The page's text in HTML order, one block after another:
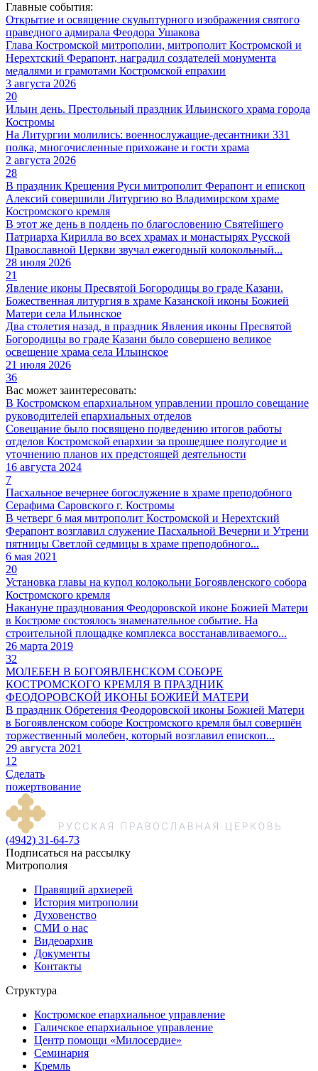
Главные события:
Открытие и освящение скульптурного изображения святого
праведного адмирала Феодора Ушакова
Глава Костромской митрополии, митрополит Костромской и
Нерехтский Ферапонт, наградил создателей монумента
медалями и грамотами Костромской епрахии
3 августа 2026
20
Ильин день. Престольный праздник Ильинского храма города
Костромы
На Литургии молились: военнослужащие-десантники 331
полка, многочисленные прихожане и гости храма
2 августа 2026
28
В праздник Крещения Руси митрополит Ферапонт и епископ
Алексий совершили Литургию во Владимирском храме
Костромского кремля
В этот же день в полдень по благословению Святейшего
Патриарха Кирилла во всех храмах и монастырях Русской
Православной Церкви звучал ежегодный колокольный...
28 июля 2026
21
Явление иконы Пресвятой Богородицы во граде Казани.
Божественная литургия в храме Казанской иконы Божией
Матери села Ильинское
Два столетия назад, в праздник Явления иконы Пресвятой
Богородицы во граде Казани было совершено великое
освещение храма села Ильинское
21 июля 2026
36
Вас может заинтересовать:
В Костромском епархиальном управлении прошло совещание
руководителей епархиальных отделов
Совещание было посвящено подведению итогов работы
отделов Костромской епархии за прошедшее полугодие и
уточнению планов их предстоящей деятельности
16 августа 2024
7
Пасхальное вечернее богослужение в храме преподобного
Серафима Саровского г. Костромы
В четверг 6 мая митрополит Костромской и Нерехтский
Ферапонт возглавил служение Пасхальной Вечерни и Утрени
пятницы Светлой седмицы в храме преподобного...
6 мая 2021
20
Установка главы на купол колокольни Богоявленского собора
Костромского кремля
Накануне празднования Феодоровской иконе Божией Матери
в Костроме состоялось знаменательное событие. На
строительной площадке комплекса восстанавливаемого...
26 марта 2019
32
МОЛЕБЕН В БОГОЯВЛЕНСКОМ СОБОРЕ
КОСТРОМСКОГО КРЕМЛЯ В ПРАЗДНИК
ФЕОДОРОВСКОЙ ИКОНЫ БОЖИЕЙ МАТЕРИ
В праздник Обретения Феодоровской иконы Божией Матери
в Богоявленском соборе Костромского кремля был совершён
торжественный молебен, который возглавил епископ...
29 августа 2021
12
Сделать
пожертвование
(4942) 31-64-73
Подписаться на рассылку
Митрополия
Правящий архиерей
История митрополии
Духовенство
СМИ о нас
Видеоархив
Документы
Контакты
Структура
Костромское епархиальное управление
Галичское епархиальное управление
Центр помощи «Милосердие»
Семинария
Кремль